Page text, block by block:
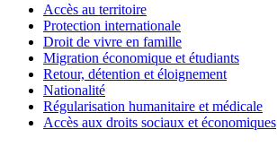
Accès au territoire
Protection internationale
Droit de vivre en famille
Migration économique et étudiants
Retour, détention et éloignement
Nationalité
Régularisation humanitaire et médicale
Accès aux droits sociaux et économiques